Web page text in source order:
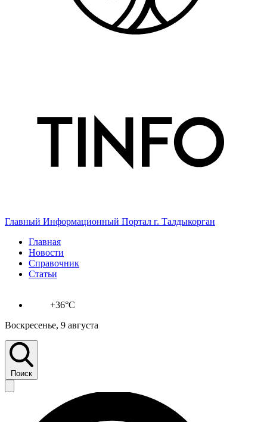
Главный Информационный Портал г. Талдыкорган
Главная
Новости
Справочник
Статьи
+36°C
Воскресенье, 9 августа
Поиск